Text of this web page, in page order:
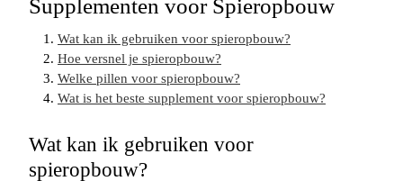
Supplementen voor Spieropbouw
Wat kan ik gebruiken voor spieropbouw?
Hoe versnel je spieropbouw?
Welke pillen voor spieropbouw?
Wat is het beste supplement voor spieropbouw?
Wat kan ik gebruiken voor
spieropbouw?